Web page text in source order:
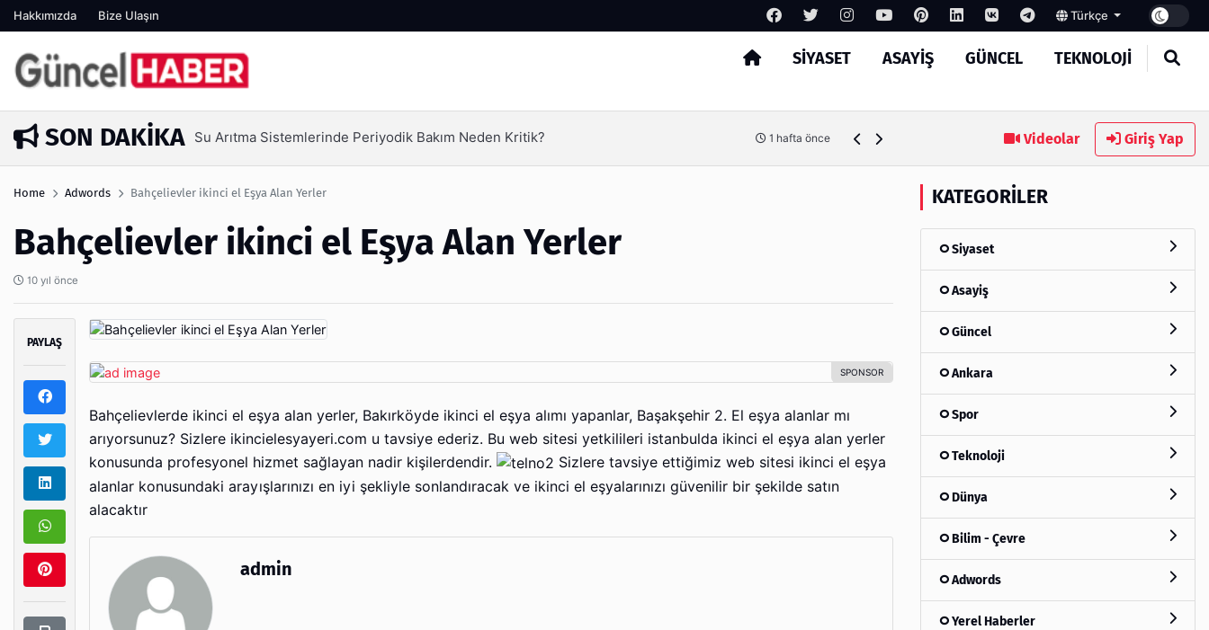
Hakkımızda Bize Ulaşın Türkçe
SIYASET ASAYIŞ GÜNCEL TEKNOLOJI
Arama
SON DAKIKA
1 hafta önceAmbalaj Süreçlerinde Yeni Nesil Verimliliği Olimpack ile Yakalayın 3 hafta önce MASROKİT Eğitim Kitleri ile Elektronik Öğrenmek Artık
Videolar Giriş Yap
Home Adwords Bahçelievler ikinci el Eşya Alan Yerler
Bahçelievler ikinci el Eşya Alan Yerler
10 yıl önce
PAYLAŞ
Bahçelievlerde ikinci el eşya alan yerler, Bakırköyde ikinci el eşya alımı yapanlar, Başakşehir 2. El eşya alanlar mı
arıyorsunuz? Sizlere ikincielesyayeri.com u tavsiye ederiz. Bu web sitesi yetkilileri istanbulda ikinci el eşya alan yerler
konusunda profesyonel hizmet sağlayan nadir kişilerdendir.
Sizlere tavsiye ettiğimiz web sitesi ikinci el eşya
alanlar konusundaki arayışlarınızı en iyi şekliyle sonlandıracak ve ikinci el eşyalarınızı güvenilir bir şekilde satın
alacaktır
admin
KATEGORILER
Siyaset
Asayiş
Güncel
Ankara
Spor
Teknoloji
Dünya
Bilim - Çevre
Adwords
Yerel Haberler